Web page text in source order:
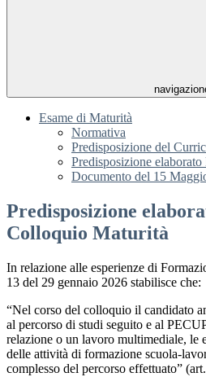
Esame di Maturità
Normativa
Predisposizione del
Predisposizione
Documento del 15
Predisposizione
Colloquio Maturità
In relazione alle esperienze di
13 del 29 gennaio 2026 stabilisce che:
“Nel corso del colloquio il candidato
al percorso di studi seguito e al
relazione o un lavoro multimediale, le
delle attività di formazione scuola-
complesso del percorso effettuato”